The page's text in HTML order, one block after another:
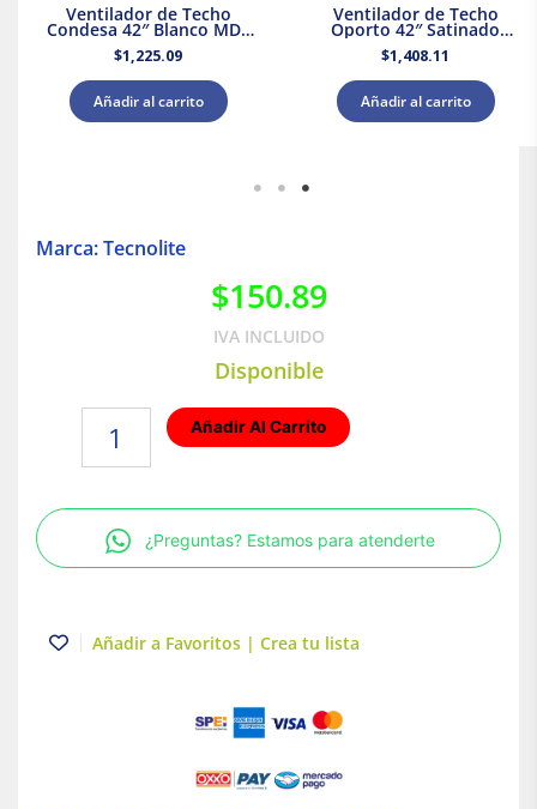
Ventilador de Techo
Condesa 42″ Blanco MDF
Masterfan
$1,225.09
Añadir al carrito
Ventilador de Techo
Oporto 42″ Satinado
Masterfan
$1,408.11
Añadir al carrito
Marca: Tecnolite
$150.89
IVA INCLUIDO
Disponible
GX5.3
Negro
Tecnolite
cantidad
Añadir Al Carrito
¿Preguntas? Estamos para atenderte
Añadir a Favoritos | Crea tu lista